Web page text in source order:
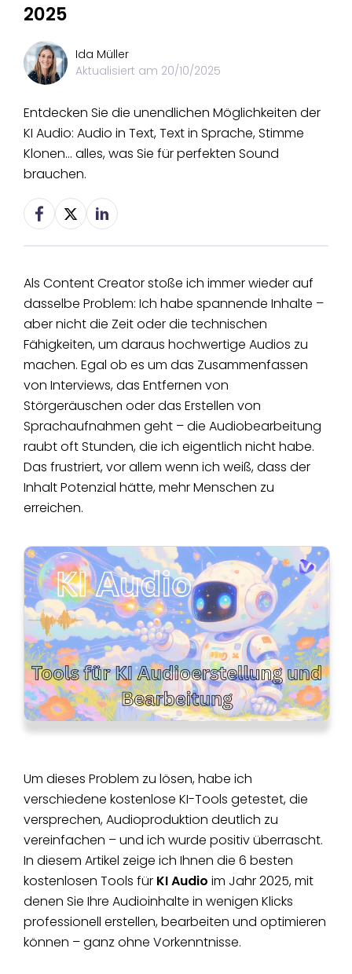
2025
Ida Müller
Aktualisiert am 20/10/2025
Entdecken Sie die unendlichen Möglichkeiten der
KI Audio: Audio in Text, Text in Sprache, Stimme
Klonen… alles, was Sie für perfekten Sound
brauchen.
Als Content Creator stoße ich immer wieder auf
dasselbe Problem: Ich habe spannende Inhalte –
aber nicht die Zeit oder die technischen
Fähigkeiten, um daraus hochwertige Audios zu
machen. Egal ob es um das Zusammenfassen
von Interviews, das Entfernen von
Störgeräuschen oder das Erstellen von
Sprachaufnahmen geht – die Audiobearbeitung
raubt oft Stunden, die ich eigentlich nicht habe.
Das frustriert, vor allem wenn ich weiß, dass der
Inhalt Potenzial hätte, mehr Menschen zu
erreichen.
Um dieses Problem zu lösen, habe ich
verschiedene kostenlose KI-Tools getestet, die
versprechen, Audioproduktion deutlich zu
vereinfachen – und ich wurde positiv überrascht.
In diesem Artikel zeige ich Ihnen die 6 besten
kostenlosen Tools für KI Audio im Jahr 2025, mit
denen Sie Ihre Audioinhalte in wenigen Klicks
professionell erstellen, bearbeiten und optimieren
können – ganz ohne Vorkenntnisse.